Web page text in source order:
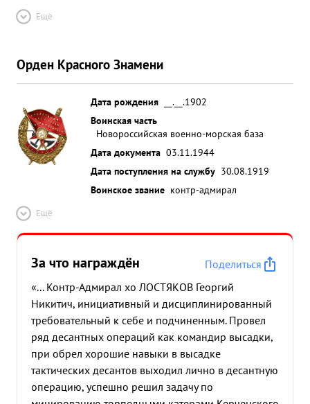
Ещё
Орден Красного Знамени
Дата рождения
__.__.1902
Воинская часть
Новороссийская военно-морская база
Дата документа 03.11.1944
Дата поступления на службу 30.08.1919
Воинское звание контр-адмирал
Ещё
За что награждён
Поделиться
«... Контр-Адмирал хо ЛОСТЯКОВ Георгий
Никитич, инициативный и дисциплинированный
требовательный к себе и подчиненным. Провел
ряд десантных операций как командир высадки,
при обрел хорошие навыки в высадке
тактических десантов выходил лично в десантную
операцию, успешно решил задачу по